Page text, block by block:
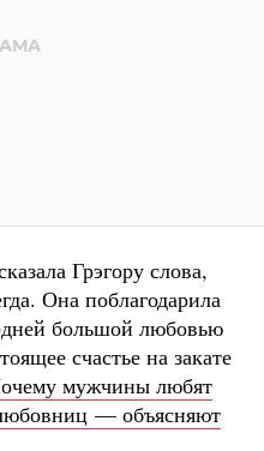
Грэгору слова,
Она поблагодарила
большой любовью
счастье на закате
мужчины любят
— объясняют